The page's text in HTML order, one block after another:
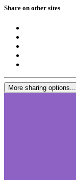
Share on other sites
More sharing options...